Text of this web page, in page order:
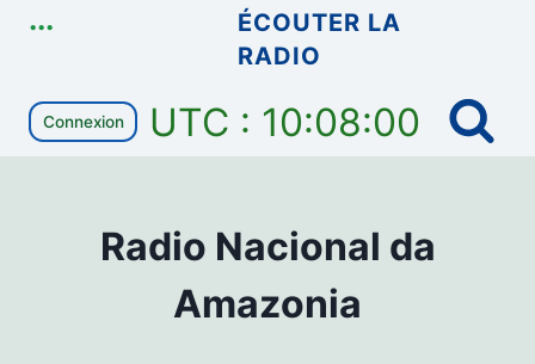
...
ÉCOUTER LA
RADIO
Connexion UTC : 10:08:00
Radio Nacional da
Amazonia